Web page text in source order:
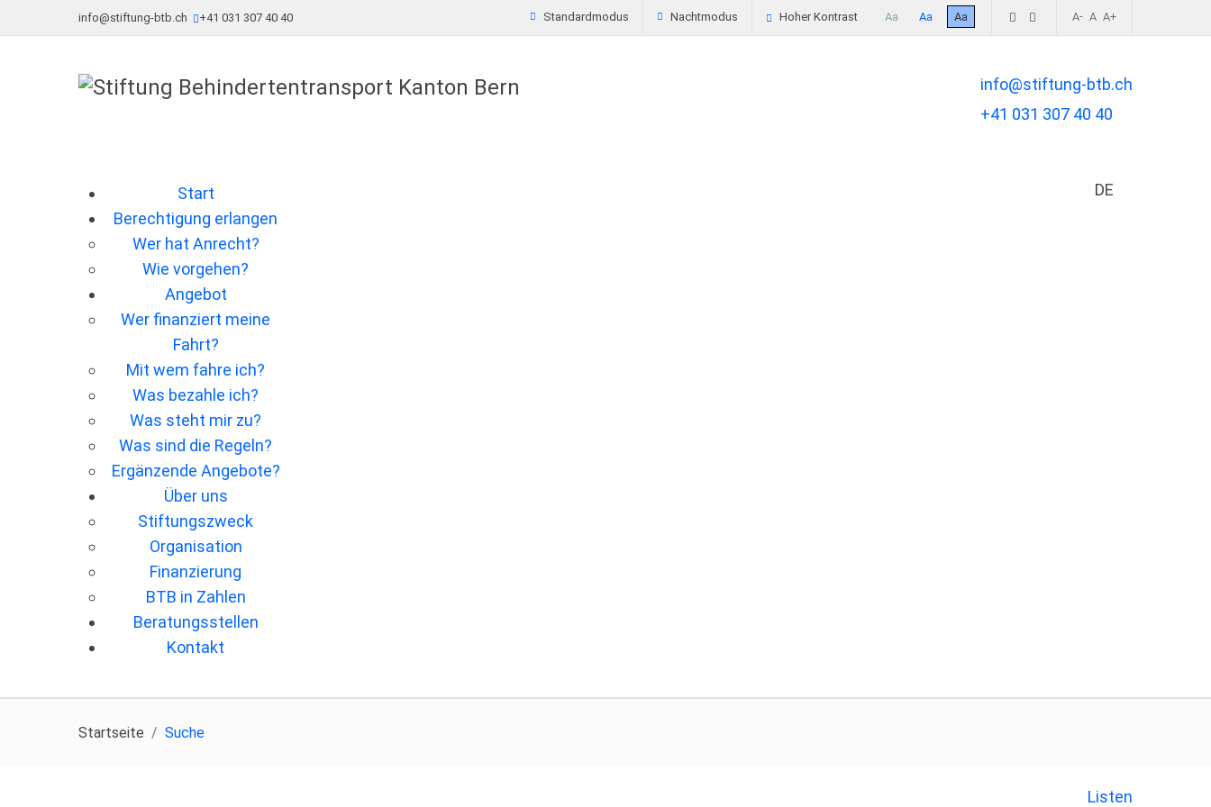
info@stiftung-btb.ch +41 031 307 40 40 Standardmodus Nachtmodus Hoher Kontrast Aa Aa Aa A- A A+
info@stiftung-btb.ch
+41 031 307 40 40
Start
Berechtigung erlangen
Wer hat Anrecht?
Wie vorgehen?
Angebot
Wer ﬁnanziert meine
Fahrt?
Mit wem fahre ich?
Was bezahle ich?
Was steht mir zu?
Was sind die Regeln?
Ergänzende Angebote?
Über uns
Stiftungszweck
Organisation
Finanzierung
BTB in Zahlen
Beratungsstellen
Kontakt
Sprache
DE
Startseite Suche
Listen